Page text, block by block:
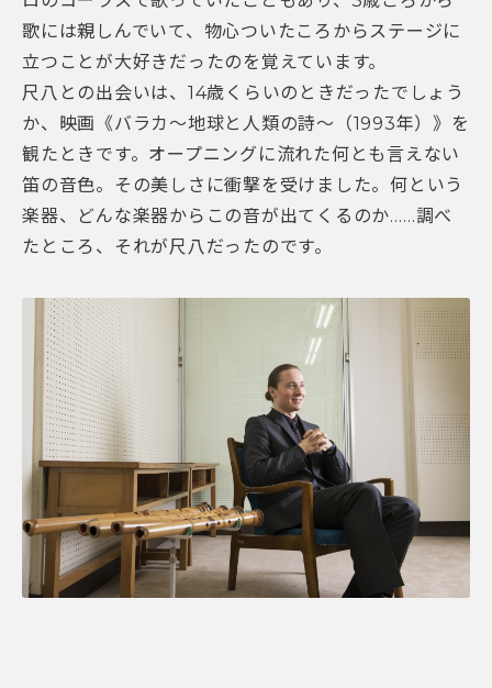
歌には親しんでいて、物心ついたころからステージに
立つことが大好きだったのを覚えています。
尺八との出会いは、14歳くらいのときだったでしょう
か、映画《バラカ～地球と人類の詩～（1993年）》を
観たときです。オープニングに流れた何とも言えない
笛の音色。その美しさに衝撃を受けました。何という
楽器、どんな楽器からこの音が出てくるのか……調べ
たところ、それが尺八だったのです。